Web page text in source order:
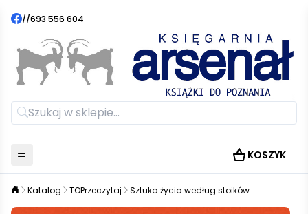
//693 556 604
KOSZYK
Katalog TOPrzeczytaj Sztuka życia według stoików